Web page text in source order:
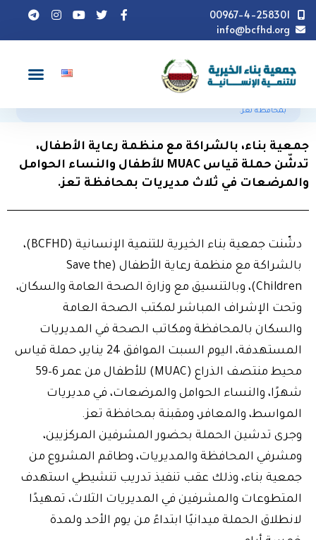
00967-4-258301
info@bcfhd.org
أخبار
جمعية بناء، بالشراكة مع منظمة رعاية الأطفال، تدشّن
حملة قياس MUAC للأطفال والنساء الحوامل والمرضعات في ثلاث مديريات
بمحافظة تعز.
جمعية بناء، بالشراكة مع منظمة رعاية الأطفال،
تدشّن حملة قياس MUAC للأطفال والنساء الحوامل
والمرضعات في ثلاث مديريات بمحافظة تعز.
دشّنت جمعية بناء الخيرية للتنمية الإنسانية (BCFHD)،
بالشراكة مع منظمة رعاية الأطفال (Save the
Children)، وبالتنسيق مع وزارة الصحة العامة والسكان،
وتحت الإشراف المباشر لمكتب الصحة العامة
والسكان بالمحافظة ومكاتب الصحة في المديريات
المستهدفة، اليوم السبت الموافق 24 يناير، حملة قياس
محيط منتصف الذراع (MUAC) للأطفال من عمر 6–59
شهرًا، والنساء الحوامل والمرضعات، في مديريات
المواسط، والمعافر، ومقبنة بمحافظة تعز.
وجرى تدشين الحملة بحضور المشرفين المركزيين،
ومشرفي المحافظة والمديريات، وطاقم المشروع من
جمعية بناء، وذلك عقب تنفيذ تدريب تنشيطي استهدف
المتطوعات والمشرفين في المديريات الثلاث، تمهيدًا
لانطلاق الحملة ميدانيًا ابتداءً من يوم الأحد ولمدة